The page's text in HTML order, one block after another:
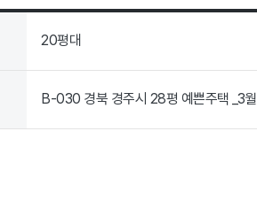
20평대
B-030 경북 경주시 28평 예쁜주택 _3월